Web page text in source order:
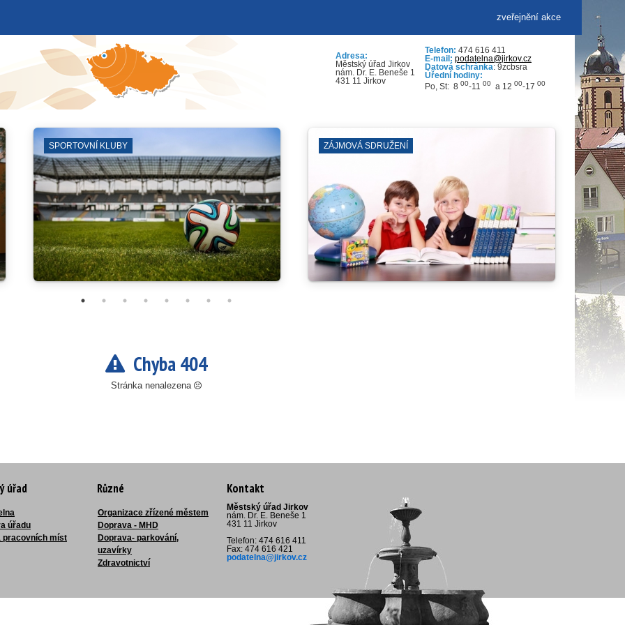
zveřejnění akce
Adresa:
Městský úřad Jirkov
nám. Dr. E. Beneše 1
431 11 Jirkov
Telefon: 474 616 411
E-mail: podatelna@jirkov.cz
Datová schránka: 9zcbsra
Úřední hodiny:
Po, St: 8 00-11 00 a 12 00-17 00
Chyba 404
Stránka nenalezena
úřad
úřadu
pracovních míst
Různé
Organizace zřízené městem
Doprava - MHD
Doprava- parkování,
uzavírky
Zdravotnictví
Kontakt
Městský úřad Jirkov
nám. Dr. E. Beneše 1
431 11 Jirkov
Telefon: 474 616 411
Fax: 474 616 421
podatelna@jirkov.cz